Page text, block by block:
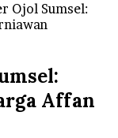
Ojol Sumsel:
Affan